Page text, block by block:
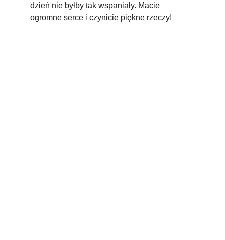
dzień nie byłby tak wspaniały. Macie
ogromne serce i czynicie piękne rzeczy!